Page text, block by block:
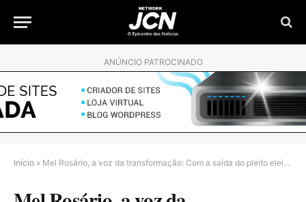
ANÚNCIO PATROCINADO
Início » Mel Rosário, a voz da transformação: Com a saída do pleito eleitoral de Júnior FFH a gestão PAZOLINI perde força na Capital do ES. E Mel assume a liderança no Centro de Vitória – ES.